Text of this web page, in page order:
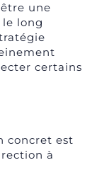
une
long
certains
concret est
à